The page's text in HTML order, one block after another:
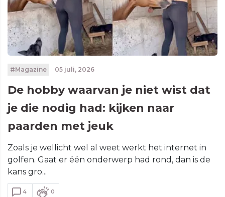
#Magazine 05 juli, 2026
De hobby waarvan je niet wist dat
je die nodig had: kijken naar
paarden met jeuk
Zoals je wellicht wel al weet werkt het internet in
golfen. Gaat er één onderwerp had rond, dan is de
kans gro...
4 0